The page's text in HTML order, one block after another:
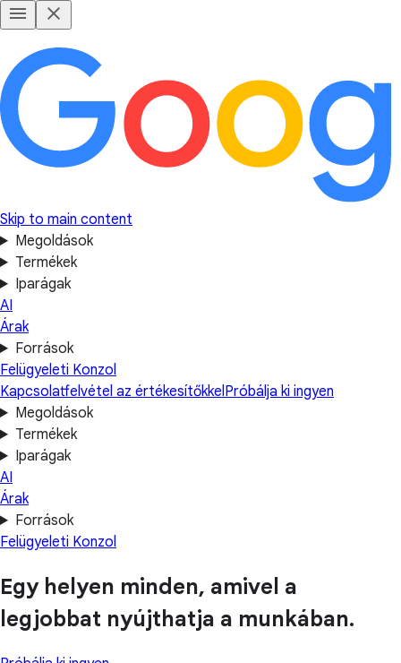
Skip to main content
Megoldások
Termékek
Iparágak
AI
Árak
Források
Felügyeleti Konzol
Kapcsolatfelvétel az értékesítőkkelPróbálja ki ingyen
Megoldások
Termékek
Iparágak
AI
Árak
Források
Felügyeleti Konzol
Egy helyen minden, amivel a
legjobbat nyújthatja a munkában.